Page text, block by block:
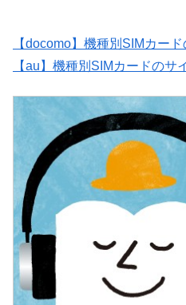
【docomo】機種別SIMカー
【au】機種別SIMカードのサ